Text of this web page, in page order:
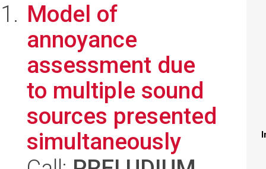
Model of
annoyance
assessment due
to multiple sound
sources presented
simultaneously